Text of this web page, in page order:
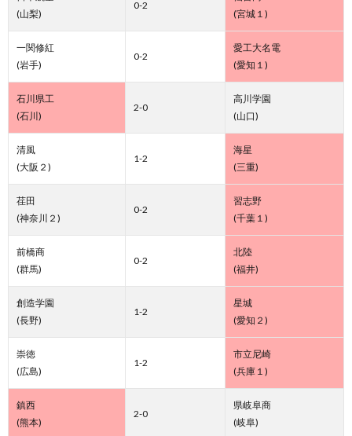
(山梨)
0-2
(宮城１)
一関修紅
(岩手)
0-2
愛工大名電
(愛知１)
石川県工
(石川)
2-0
高川学園
(山口)
清風
(大阪２)
1-2
海星
(三重)
荏田
(神奈川２)
0-2
習志野
(千葉１)
前橋商
(群馬)
0-2
北陸
(福井)
創造学園
(長野)
1-2
星城
(愛知２)
崇徳
(広島)
1-2
市立尼崎
(兵庫１)
鎮西
(熊本)
2-0
県岐阜商
(岐阜)